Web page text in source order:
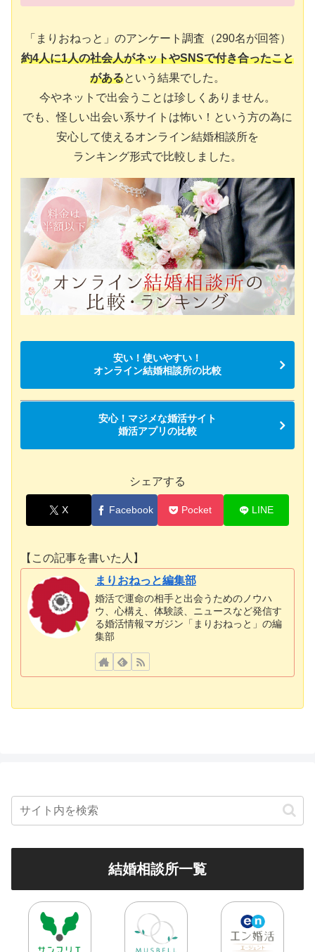
「まりおねっと」のアンケート調査（290名が回答）
約4人に1人の社会人がネットやSNSで付き合ったこと
があるという結果でした。
今やネットで出会うことは珍しくありません。
でも、怪しい出会い系サイトは怖い！という方の為に
安心して使えるオンライン結婚相談所を
ランキング形式で比較しました。
安い！使いやすい！
オンライン結婚相談所の比較
安心！マジメな婚活サイト
婚活アプリの比較
シェアする
X Facebook Pocket LINE
【この記事を書いた人】
まりおねっと編集部
婚活で運命の相手と出会うためのノウハ
ウ、心構え、体験談、ニュースなど発信す
る婚活情報マガジン「まりおねっと」の編
集部
結婚相談所一覧